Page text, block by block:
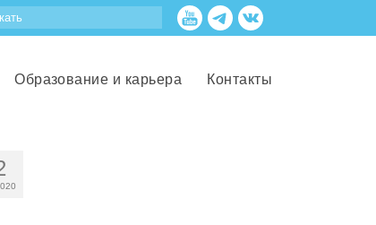
Образование и карьера Контакты